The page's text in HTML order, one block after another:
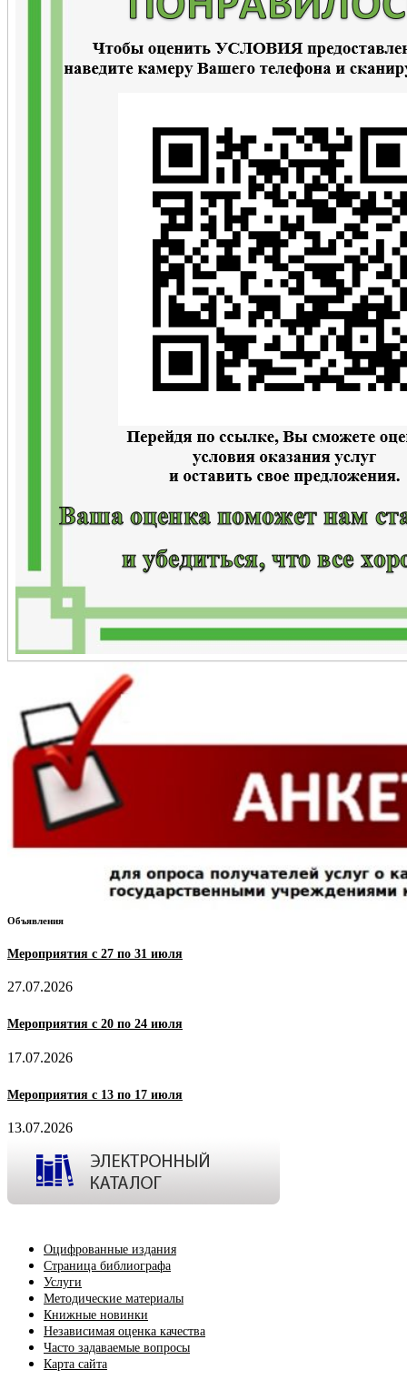
Объявления
Мероприятия с 27 по 31 июля
27.07.2026
Мероприятия с 20 по 24 июля
17.07.2026
Мероприятия с 13 по 17 июля
13.07.2026
Оцифрованные издания
Страница библиографа
Услуги
Методические материалы
Книжные новинки
Независимая оценка качества
Часто задаваемые вопросы
Карта сайта